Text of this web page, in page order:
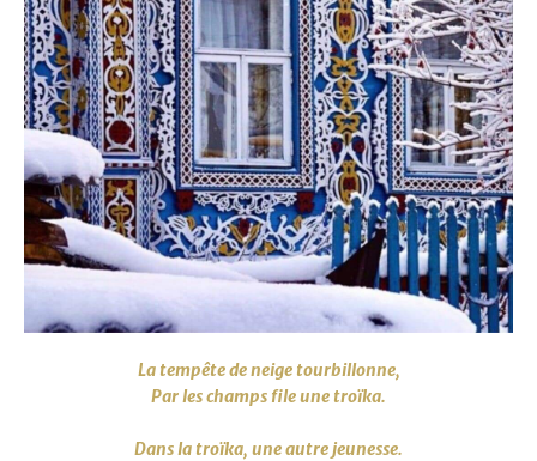
La tempête de neige tourbillonne,
Par les champs file une troïka.
Dans la troïka, une autre jeunesse.